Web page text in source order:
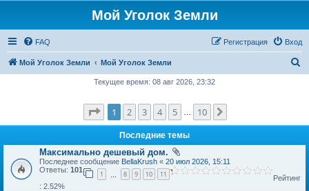
Мой Уголок Земли
FAQ Вход
Регистрация
Мой Уголок Земли Мой Уголок Земли
к
Текущее время: 08 авг 2026, 23:32
Страница1 из
1 2 3 4 5 10
Последние темы
Максимально дешевый дом.
Последнее сообщение BellaKrush « 20 июл 2026, 15:11
Ответы: 101
1 8 9 10 11
Рейтинг
: 2.52%